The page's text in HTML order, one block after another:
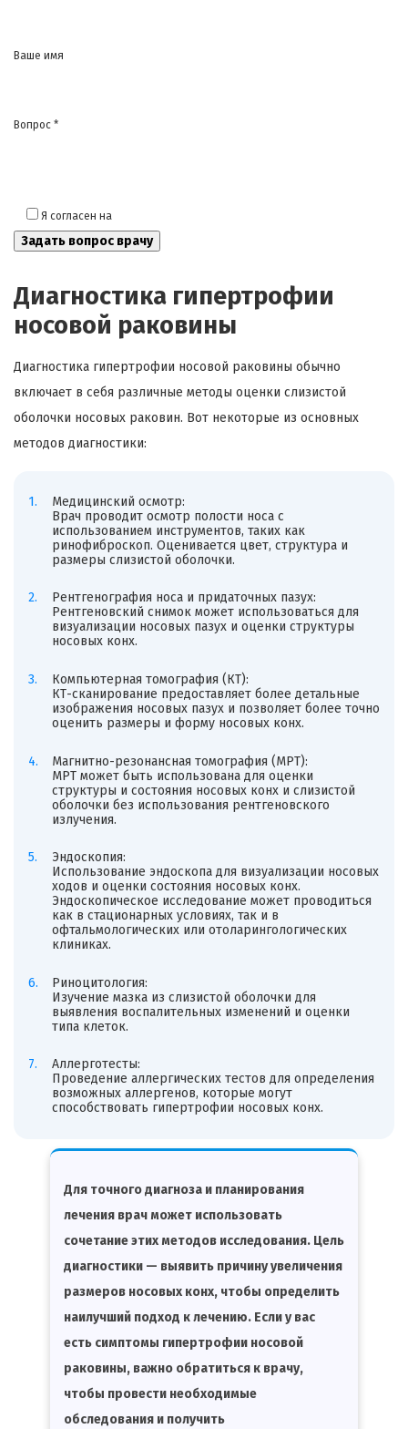
Ваше имя
Вопрос *
Я согласен на
Диагностика гипертрофии
носовой раковины
Диагностика гипертрофии носовой раковины обычно
включает в себя различные методы оценки слизистой
оболочки носовых раковин. Вот некоторые из основных
методов диагностики:
Медицинский осмотр:
Врач проводит осмотр полости носа с
использованием инструментов, таких как
ринофиброскоп. Оценивается цвет, структура и
размеры слизистой оболочки.
Рентгенография носа и придаточных пазух:
Рентгеновский снимок может использоваться для
визуализации носовых пазух и оценки структуры
носовых конх.
Компьютерная томография (КТ):
КТ-сканирование предоставляет более детальные
изображения носовых пазух и позволяет более точно
оценить размеры и форму носовых конх.
Магнитно-резонансная томография (МРТ):
МРТ может быть использована для оценки
структуры и состояния носовых конх и слизистой
оболочки без использования рентгеновского
излучения.
Эндоскопия:
Использование эндоскопа для визуализации носовых
ходов и оценки состояния носовых конх.
Эндоскопическое исследование может проводиться
как в стационарных условиях, так и в
офтальмологических или отоларингологических
клиниках.
Риноцитология:
Изучение мазка из слизистой оболочки для
выявления воспалительных изменений и оценки
типа клеток.
Аллерготесты:
Проведение аллергических тестов для определения
возможных аллергенов, которые могут
способствовать гипертрофии носовых конх.
Для точного диагноза и планирования
лечения врач может использовать
сочетание этих методов исследования. Цель
диагностики — выявить причину увеличения
размеров носовых конх, чтобы определить
наилучший подход к лечению. Если у вас
есть симптомы гипертрофии носовой
раковины, важно обратиться к врачу,
чтобы провести необходимые
обследования и получить